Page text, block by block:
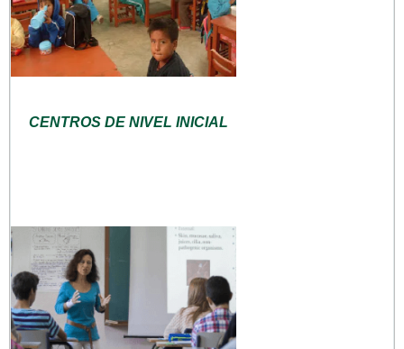
CENTROS DE NIVEL INICIAL